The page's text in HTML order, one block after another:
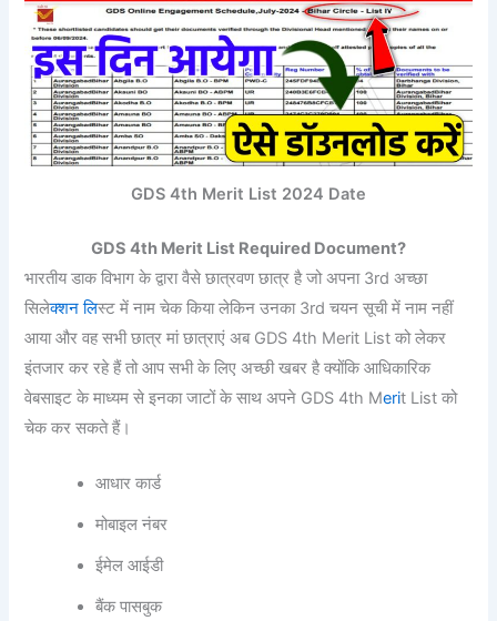
GDS 4th Merit List 2024 Date
GDS 4th Merit List Required Document?
भारतीय डाक विभाग के द्वारा वैसे छात्रवण छात्र है जो अपना 3rd अच्छा
सिलेक्शन लिस्ट में नाम चेक किया लेकिन उनका 3rd चयन सूची में नाम नहीं
आया और वह सभी छात्र मां छात्राएं अब GDS 4th Merit List को लेकर
इंतजार कर रहे हैं तो आप सभी के लिए अच्छी खबर है क्योंकि आधिकारिक
वेबसाइट के माध्यम से इनका जाटों के साथ अपने GDS 4th Merit List को
चेक कर सकते हैं।
आधार कार्ड
मोबाइल नंबर
ईमेल आईडी
बैंक पासबुक